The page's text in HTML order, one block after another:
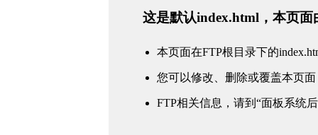
这是默认index.html，本页面
本页面在FTP根目录下的
您可以修改、删除或覆盖本页面
FTP相关信息，请到“面板系统